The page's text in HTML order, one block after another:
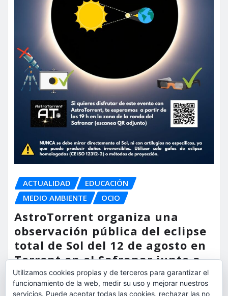
ACTUALIDAD
EDUCACIÓN
MEDIO AMBIENTE
OCIO
AstroTorrent organiza una
observación pública del eclipse
total de Sol del 12 de agosto en
Torrent en el Safranar junto a
las vías del AVE
Utilizamos cookies propias y de terceros para garantizar el
funcionamiento de la web, medir su uso y mejorar nuestros
servicios. Puede aceptar todas las cookies, rechazar las no